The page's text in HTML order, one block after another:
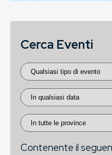
Cerca Eventi
Contenente il